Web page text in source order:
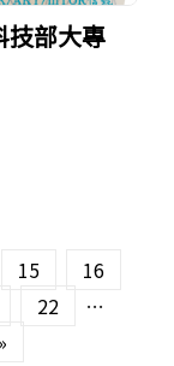
技部大專
15
16
22
…